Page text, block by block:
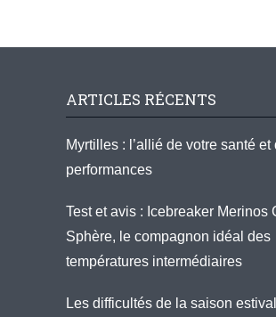
ARTICLES RÉCENTS
Myrtilles : l’allié de votre santé et
performances
Test et avis : Icebreaker Merinos
Sphère, le compagnon idéal des
températures intermédiaires
Les difficultés de la saison